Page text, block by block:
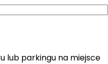
lub parkingu na miejsce